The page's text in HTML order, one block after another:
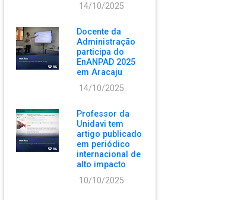
14/10/2025
Docente da
Administração
participa do
EnANPAD 2025
em Aracaju
14/10/2025
Professor da
Unidavi tem
artigo publicado
em periódico
internacional de
alto impacto
10/10/2025